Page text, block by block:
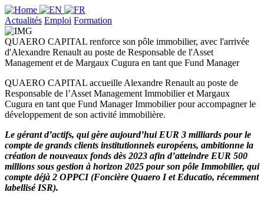
Actualités Emploi Formation
QUAERO CAPITAL renforce son pôle immobilier, avec l'arrivée
d'Alexandre Renault au poste de Responsable de l'Asset
Management et de Margaux Cugura en tant que Fund Manager
QUAERO CAPITAL accueille Alexandre Renault au poste de
Responsable de l’Asset Management Immobilier et Margaux
Cugura en tant que Fund Manager Immobilier pour accompagner le
développement de son activité immobilière.
Le gérant d’actifs, qui gère aujourd’hui EUR 3 milliards pour le
compte de grands clients institutionnels européens, ambitionne la
création de nouveaux fonds dès 2023 afin d’atteindre EUR 500
millions sous gestion à horizon 2025 pour son pôle Immobilier, qui
compte déjà 2 OPPCI (Foncière Quaero I et Educatio, récemment
labellisé ISR).